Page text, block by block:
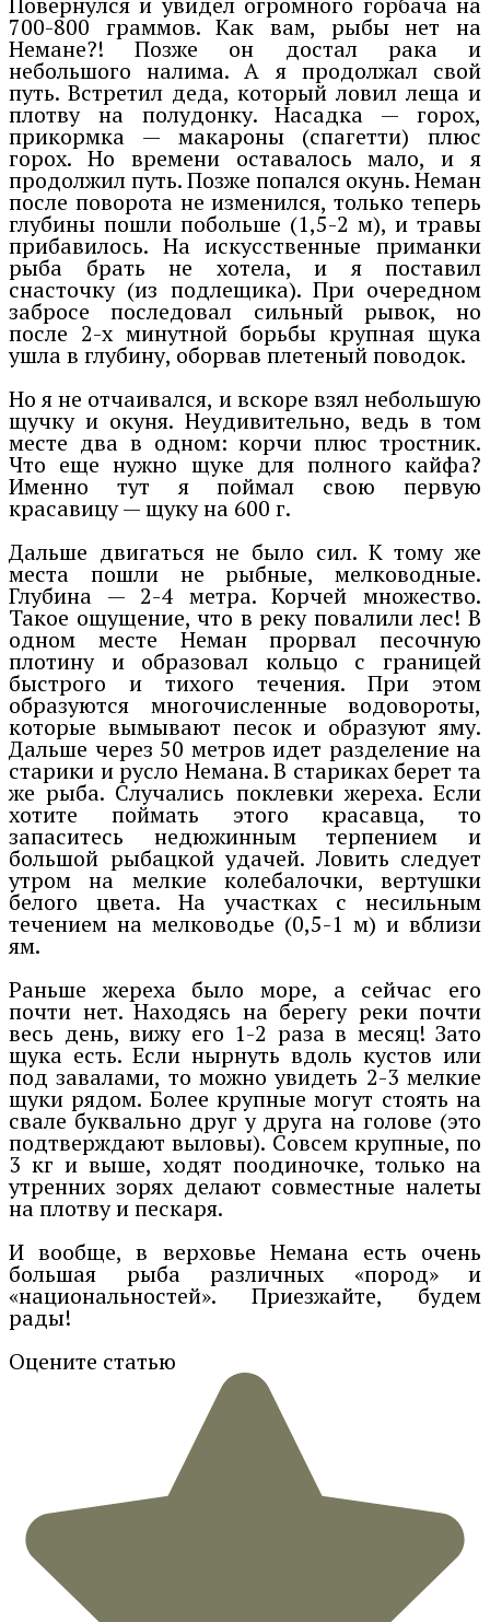
700-800 граммов. Как вам, рыбы нет на
Немане?! Позже он достал рака и
небольшого налима. А я продолжал свой
путь. Встретил деда, который ловил леща и
плотву на полудонку. Насадка — горох,
прикормка — макароны (спагетти) плюс
горох. Но времени оставалось мало, и я
продолжил путь. Позже попался окунь. Неман
после поворота не изменился, только теперь
глубины пошли побольше (1,5-2 м), и травы
прибавилось. На искусственные приманки
рыба брать не хотела, и я поставил
снасточку (из подлещика). При очередном
забросе последовал сильный рывок, но
после 2-х минутной борьбы крупная щука
ушла в глубину, оборвав плетеный поводок.
Но я не отчаивался, и вскоре взял небольшую
щучку и окуня. Неудивительно, ведь в том
месте два в одном: корчи плюс тростник.
Что еще нужно щуке для полного кайфа?
Именно тут я поймал свою первую
красавицу — щуку на 600 г.
Дальше двигаться не было сил. К тому же
места пошли не рыбные, мелководные.
Глубина — 2-4 метра. Корчей множество.
Такое ощущение, что в реку повалили лес! В
одном месте Неман прорвал песочную
плотину и образовал кольцо с границей
быстрого и тихого течения. При этом
образуются многочисленные водовороты,
которые вымывают песок и образуют яму.
Дальше через 50 метров идет разделение на
старики и русло Немана. В стариках берет та
же рыба. Случались поклевки жереха. Если
хотите поймать этого красавца, то
запаситесь недюжинным терпением и
большой рыбацкой удачей. Ловить следует
утром на мелкие колебалочки, вертушки
белого цвета. На участках с несильным
течением на мелководье (0,5-1 м) и вблизи
ям.
Раньше жереха было море, а сейчас его
почти нет. Находясь на берегу реки почти
весь день, вижу его 1-2 раза в месяц! Зато
щука есть. Если нырнуть вдоль кустов или
под завалами, то можно увидеть 2-3 мелкие
щуки рядом. Более крупные могут стоять на
свале буквально друг у друга на голове (это
подтверждают выловы). Совсем крупные, по
3 кг и выше, ходят поодиночке, только на
утренних зорях делают совместные налеты
на плотву и пескаря.
И вообще, в верховье Немана есть очень
большая рыба различных «пород» и
«национальностей». Приезжайте, будем
рады!
Оцените статью